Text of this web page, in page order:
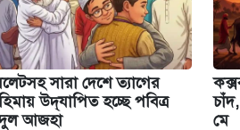
সারা দেশে ত্যাগের
উদ্‌যাপিত হচ্ছে পবিত্র
আজহা
মে